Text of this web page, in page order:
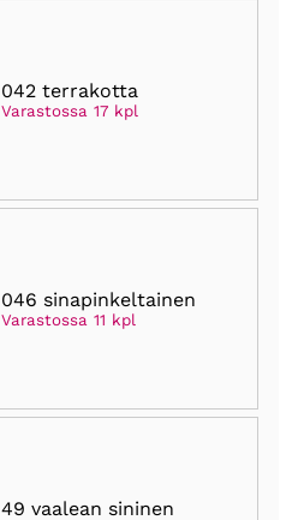
042 terrakotta
Varastossa 17 kpl
046 sinapinkeltainen
Varastossa 11 kpl
49 vaalean sininen